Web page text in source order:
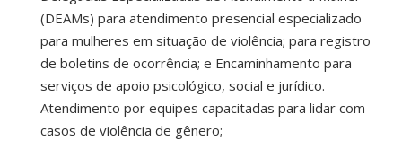
(DEAMs) para atendimento presencial especializado
para mulheres em situação de violência; para registro
de boletins de ocorrência; e Encaminhamento para
serviços de apoio psicológico, social e jurídico.
Atendimento por equipes capacitadas para lidar com
casos de violência de gênero;